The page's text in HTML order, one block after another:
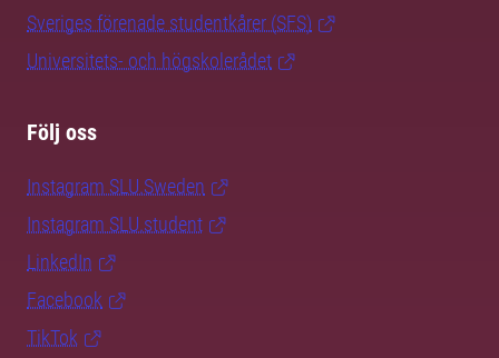
Sveriges förenade studentkårer (SFS)
Universitets- och högskolerådet
Följ oss
Instagram SLU.Sweden
Instagram SLU.student
LinkedIn
Facebook
TikTok